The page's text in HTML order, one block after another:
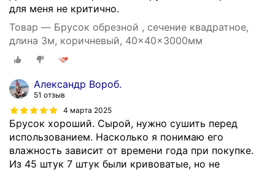
для меня не критично.
Товар — Брусок обрезной , сечение квадратное,
длина 3м, коричневый, 40x40x3000мм
Александр Вороб.
51 отзыв
4 марта 2025
Брусок хороший. Сырой, нужно сушить перед
использованием. Насколько я понимаю его
влажность зависит от времени года при покупке.
Из 45 штук 7 штук были кривоватые, но не